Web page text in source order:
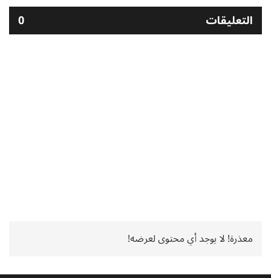
التعليقات 0
معذرة! لا يوجد أي محتوى لعرضه!